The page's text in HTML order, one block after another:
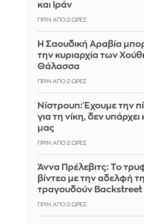
και Ιράν
ΠΡΙΝ ΑΠΌ 2 ΏΡΕΣ
Η Σαουδική Αραβία
την κυριαρχία των
Θάλασσα
ΠΡΙΝ ΑΠΌ 2 ΏΡΕΣ
Νίστρουπ: Έχουμε την
για τη νίκη, δεν υπάρχει
μας
ΠΡΙΝ ΑΠΌ 2 ΏΡΕΣ
Άννα Πρέλεβιτς: Το
βίντεο με την αδελφή
τραγουδούν Backstreet
ΠΡΙΝ ΑΠΌ 2 ΏΡΕΣ